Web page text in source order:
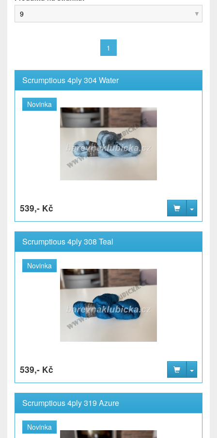
9
1
Scrumptious 4ply 304 Water
Novinka
539,- Kč
Scrumptious 4ply 308 Teal
Novinka
539,- Kč
Scrumptious 4ply 319 Azure
Novinka